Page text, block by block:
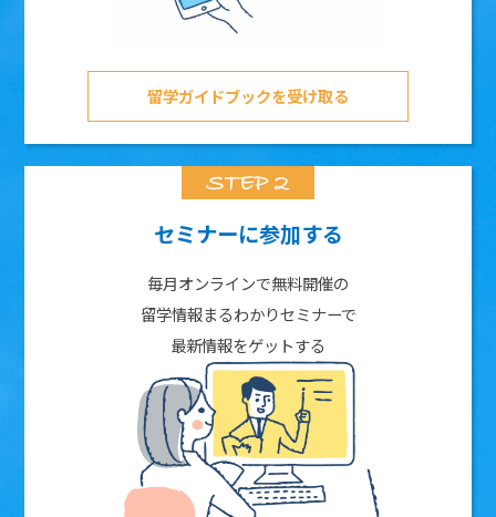
留学ガイドブックを受け取る
セミナーに参加する
毎月オンラインで無料開催の
留学情報まるわかりセミナーで
最新情報をゲットする